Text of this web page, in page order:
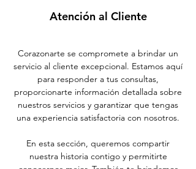
Atención al Cliente
Corazonarte se compromete a brindar un
servicio al cliente excepcional. Estamos aquí
para responder a tus consultas,
proporcionarte información detallada sobre
nuestros servicios y garantizar que tengas
una experiencia satisfactoria con nosotros.
En esta sección, queremos compartir
nuestra historia contigo y permitirte